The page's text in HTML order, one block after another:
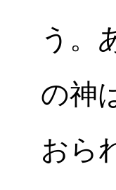
う。
の神
おら